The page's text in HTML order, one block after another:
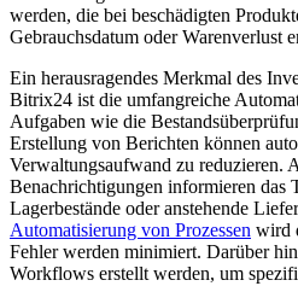
werden, die bei beschädigten
Gebrauchsdatum oder Warenverlust
Ein herausragendes Merkmal des
Bitrix24 ist die umfangreiche
Aufgaben wie die
Erstellung von Berichten können
Verwaltungsaufwand zu reduzieren.
Benachrichtigungen informieren das
Lagerbestände oder anstehende
Automatisierung von Prozessen wird
Fehler werden minimiert. Darüber
Workflows erstellt werden, um